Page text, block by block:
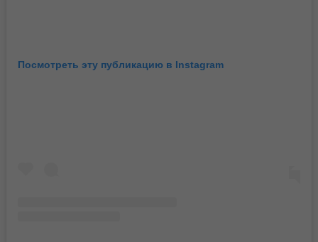
Посмотреть эту публикацию в Instagram